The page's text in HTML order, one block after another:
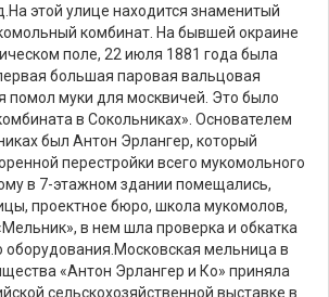
На этой улице находится знаменитый
комбинат. На бывшей окраине
поле, 22 июля 1881 года была
большая паровая вальцовая
помол муки для москвичей. Это было
в Сокольниках». Основателем
был Антон Эрлангер, который
перестройки всего мукомольного
в 7-этажном здании помещались,
проектное бюро, школа мукомолов,
в нем шла проверка и обкатка
оборудования. Московская мельница в
«Антон Эрлангер и Ко» приняла
сельскохозяйственной выставке в